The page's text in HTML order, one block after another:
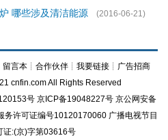
哪些涉及清洁能源 (2016-06-21)
留言本 ┊ 合作伙伴 ┊ 我要链接 ┊ 广告招商
cnfin.com All Rights Reserved
号 京ICP备19048227号 京公网安备
务许可证编号10120170060 广播电视节目
证:(京)字第03616号